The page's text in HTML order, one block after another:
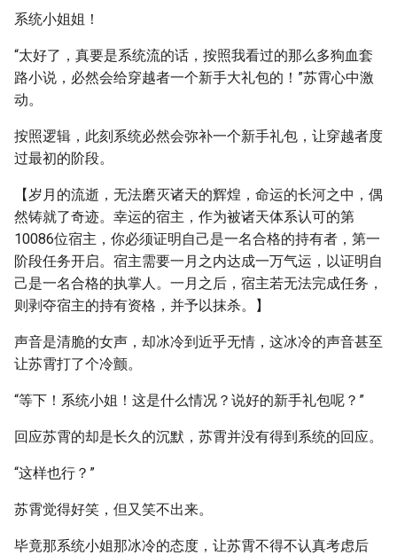
系统小姐姐！
“太好了，真要是系统流的话，按照我看过的那么多狗血套
路小说，必然会给穿越者一个新手大礼包的！”苏霄心中激
动。
按照逻辑，此刻系统必然会弥补一个新手礼包，让穿越者度
过最初的阶段。
【岁月的流逝，无法磨灭诸天的辉煌，命运的长河之中，偶
然铸就了奇迹。幸运的宿主，作为被诸天体系认可的第
10086位宿主，你必须证明自己是一名合格的持有者，第一
阶段任务开启。宿主需要一月之内达成一万气运，以证明自
己是一名合格的执掌人。一月之后，宿主若无法完成任务，
则剥夺宿主的持有资格，并予以抹杀。】
声音是清脆的女声，却冰冷到近乎无情，这冰冷的声音甚至
让苏霄打了个冷颤。
“等下！系统小姐！这是什么情况？说好的新手礼包呢？”
回应苏霄的却是长久的沉默，苏霄并没有得到系统的回应。
“这样也行？”
苏霄觉得好笑，但又笑不出来。
毕竟那系统小姐那冰冷的态度，让苏霄不得不认真考虑后